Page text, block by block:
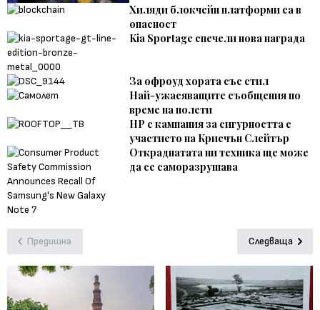
Хиляди блокчейн платформи са в
опасност
Kia Sportage спечели нова награда
За офроуд хората със стил
Най-ужасяващите съобщения по
време на полети
HP с кампания за сигурността с
участието на Крисчън Слейтър
Откраднатата ни техника ще може
да се саморазрушава
Предишна Следваща